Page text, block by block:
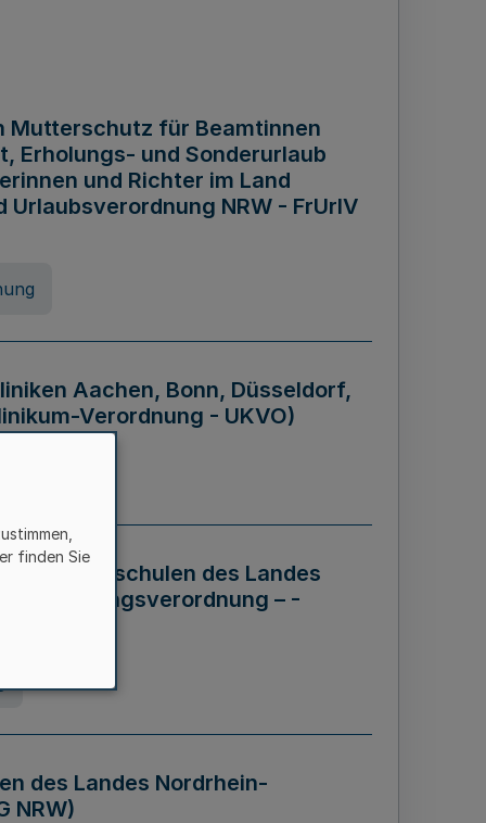
Mutterschutz für Beamtinnen
Erholungs- und Sonderurlaub
und Richter im Land
NRW - FrUrlV
Aachen, Bonn, Düsseldorf,
Verordnung - UKVO)
der Hochschulen des Landes
– -
des Landes Nordrhein-
NRW)
finden Sie